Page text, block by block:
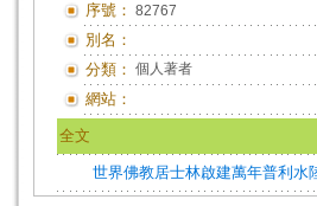
序號： 82767
別名：
分類： 個人著者
網站：
全文
世界佛教居士林啟建萬年普利水